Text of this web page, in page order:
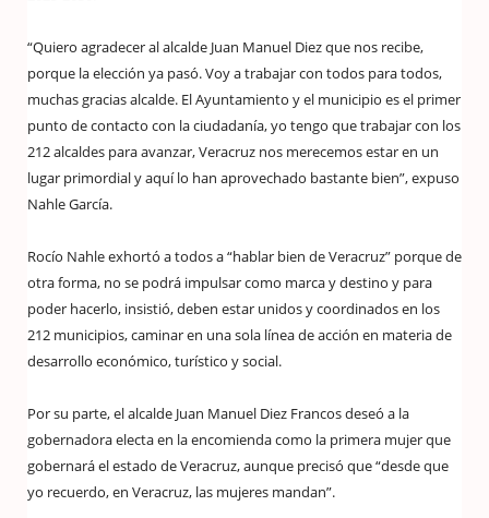
“Quiero agradecer al alcalde Juan Manuel Diez que nos recibe,
porque la elección ya pasó. Voy a trabajar con todos para todos,
muchas gracias alcalde. El Ayuntamiento y el municipio es el primer
punto de contacto con la ciudadanía, yo tengo que trabajar con los
212 alcaldes para avanzar, Veracruz nos merecemos estar en un
lugar primordial y aquí lo han aprovechado bastante bien”, expuso
Nahle García.
Rocío Nahle exhortó a todos a “hablar bien de Veracruz” porque de
otra forma, no se podrá impulsar como marca y destino y para
poder hacerlo, insistió, deben estar unidos y coordinados en los
212 municipios, caminar en una sola línea de acción en materia de
desarrollo económico, turístico y social.
Por su parte, el alcalde Juan Manuel Diez Francos deseó a la
gobernadora electa en la encomienda como la primera mujer que
gobernará el estado de Veracruz, aunque precisó que “desde que
yo recuerdo, en Veracruz, las mujeres mandan”.